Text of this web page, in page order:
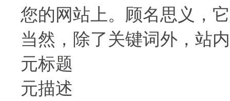
您的网站上。顾名思义，
当然，除了关键词外，站
元标题
元描述